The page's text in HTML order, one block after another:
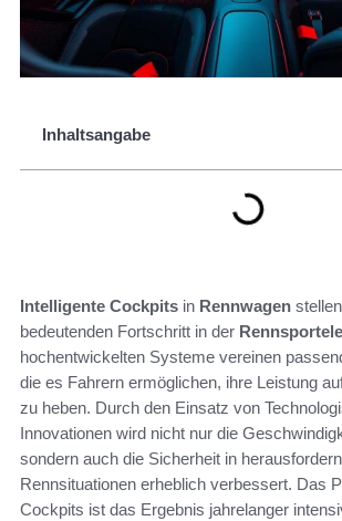
Inhaltsangabe
Intelligente Cockpits in Rennwagen
bedeutenden Fortschritt in der
hochentwickelten Systeme vereinen
die es Fahrern ermöglichen, ihre Leistung
zu heben. Durch den Einsatz von
Innovationen wird nicht nur die
sondern auch die Sicherheit in
Rennsituationen erheblich verbessert. Das
Cockpits ist das Ergebnis jahrelanger